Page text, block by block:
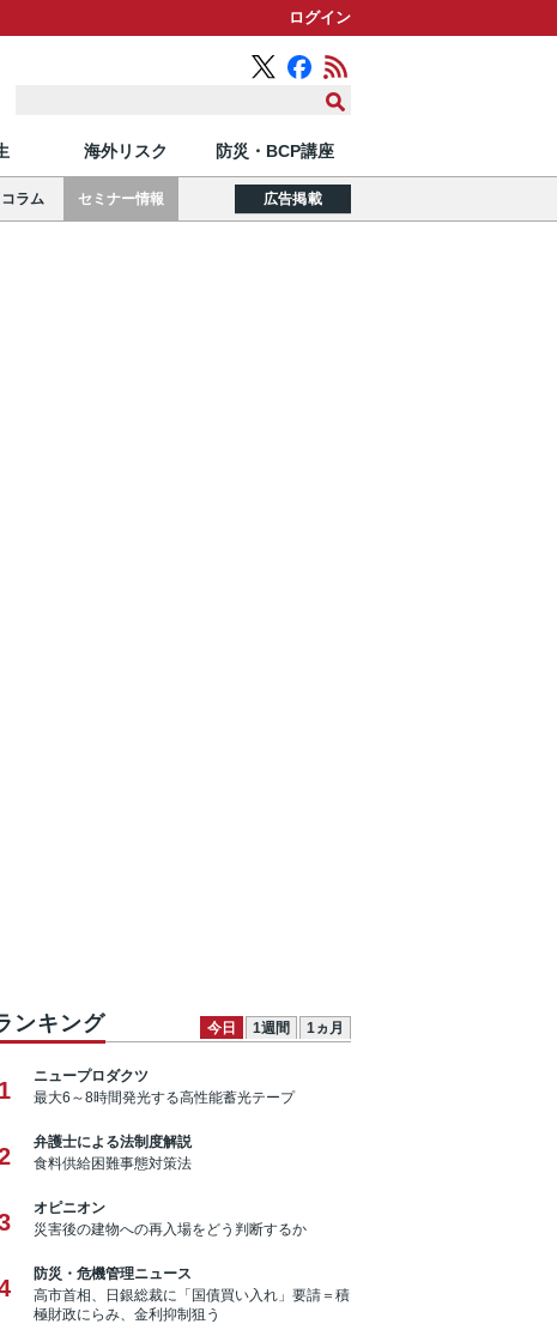
ログイン
海外リスク 防災・BCP講座
ラム セミナー情報 広告掲載
ンキング 今日 1週間 1ヵ月
1
ニュープロダクツ
最大6～8時間発光する高性能蓄光テープ
弁護士による法制度解説
食料供給困難事態対策法
オピニオン
災害後の建物への再入場をどう判断するか
防災・危機管理ニュース
高市首相、日銀総裁に「国債買い入れ」要請＝積
極財政にらみ、金利抑制狙う